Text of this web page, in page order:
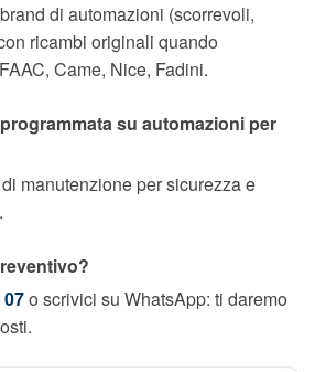
di automazioni (scorrevoli,
ricambi originali quando
Came, Nice, Fadini.
su automazioni per
manutenzione per sicurezza e
07o scrivici su WhatsApp: ti daremo